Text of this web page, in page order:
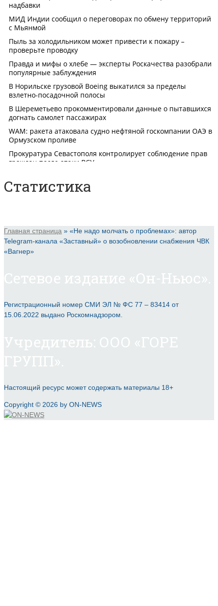
Статистика
Главная страница » «Не надо молчать о проблемах»: автор
Telegram-канала «Заставный» о возобновлении снабжения ЧВК
«Вагнер»
Регистрационный номер СМИ ЭЛ № ФС 77 – 83414 от
15.06.2022 выдано Роскомнадзором.
Настоящий ресурс может содержать материалы 18+
Copyright © 2026 by ON-NEWS